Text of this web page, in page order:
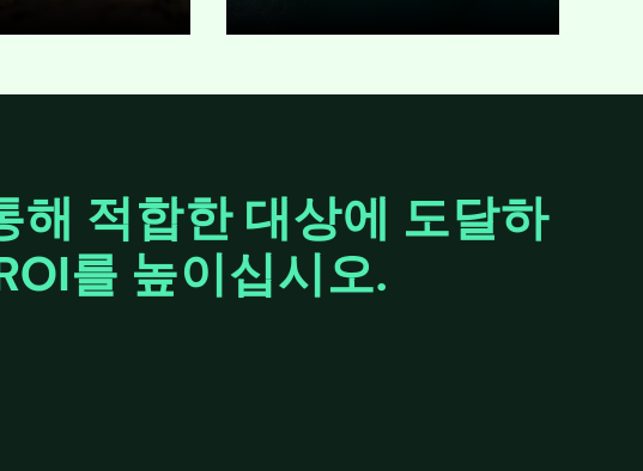
펼치기
해 적합한 대상에 도달하
를 높이십시오.